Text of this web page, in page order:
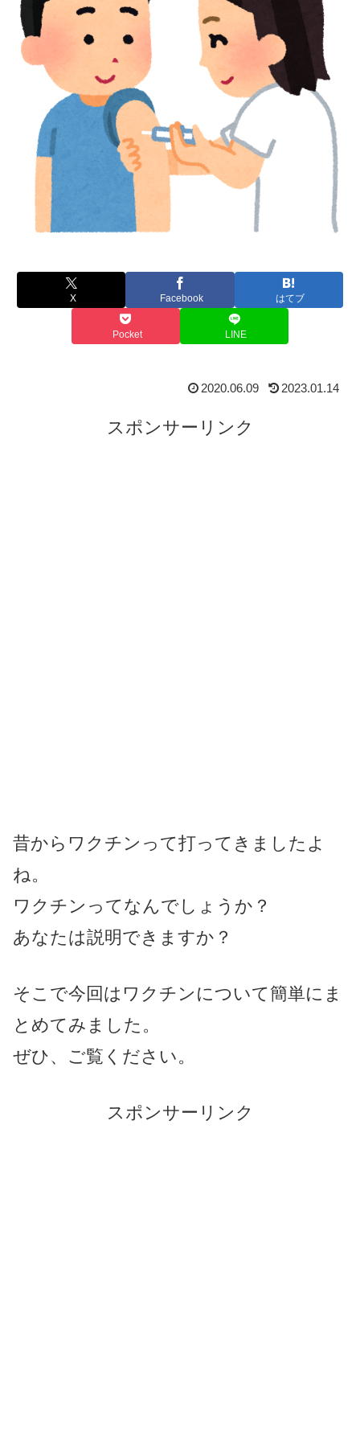
X Facebook はてブ
Pocket LINE
2020.06.09 2023.01.14
スポンサーリンク
昔からワクチンって打ってきましたよ
ね。
ワクチンってなんでしょうか？
あなたは説明できますか？
そこで今回はワクチンについて簡単にま
とめてみました。
ぜひ、ご覧ください。
スポンサーリンク